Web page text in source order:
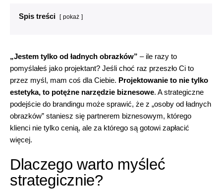
Spis treści pokaż
„Jestem tylko od ładnych obrazków” – ile razy to
pomyślałeś jako projektant? Jeśli choć raz przeszło Ci to
przez myśl, mam coś dla Ciebie. Projektowanie to nie tylko
estetyka, to potężne narzędzie biznesowe. A strategiczne
podejście do brandingu może sprawić, że z „osoby od ładnych
obrazków” staniesz się partnerem biznesowym, którego
klienci nie tylko cenią, ale za którego są gotowi zapłacić
więcej.
Dlaczego warto myśleć
strategicznie?